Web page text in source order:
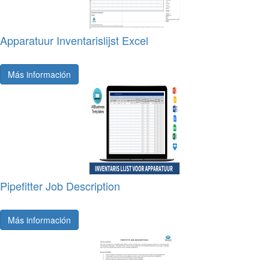
Apparatuur Inventarislijst Excel
Más información
Pipefitter Job Description
Más información